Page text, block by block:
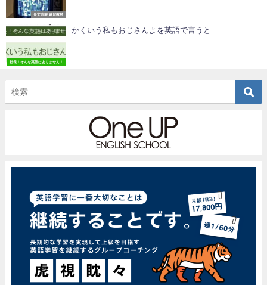
長文読解 練習教材
社長！そんな英語はありません！
かくいう私もおじさんよを英語で言うと